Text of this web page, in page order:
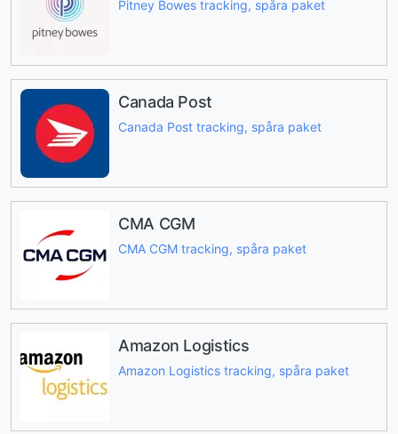
Pitney Bowes tracking, spåra paket
Canada Post
Canada Post tracking, spåra paket
CMA CGM
CMA CGM tracking, spåra paket
Amazon Logistics
Amazon Logistics tracking, spåra paket